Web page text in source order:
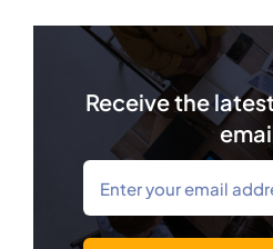
Receive the